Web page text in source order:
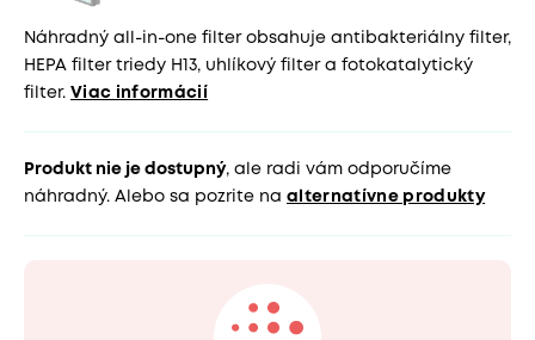
Náhradný all-in-one filter obsahuje antibakteriálny filter,
HEPA filter triedy H13, uhlíkový filter a fotokatalytický
filter. Viac informácií
Produkt nie je dostupný, ale radi vám odporučíme
náhradný. Alebo sa pozrite na alternatívne produkty